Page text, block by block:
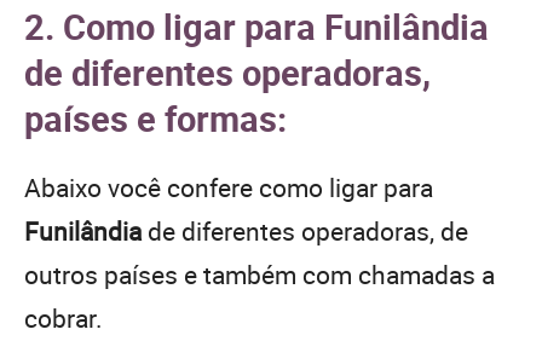
2. Como ligar para Funilândia
de diferentes operadoras,
países e formas:
Abaixo você confere como ligar para
Funilândia de diferentes operadoras, de
outros países e também com chamadas a
cobrar.